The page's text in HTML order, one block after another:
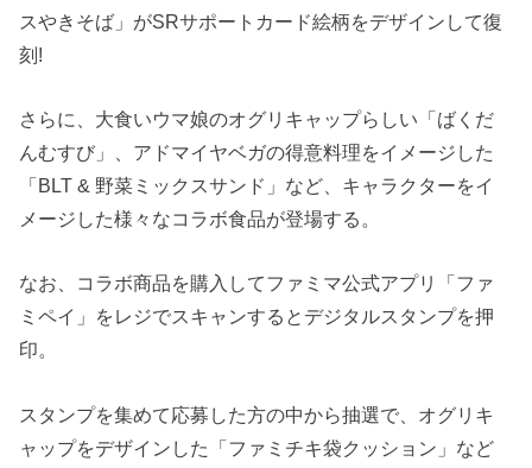
スやきそば」がSRサポートカード絵柄をデザインして復
刻!
さらに、大食いウマ娘のオグリキャップらしい「ばくだ
んむすび」、アドマイヤベガの得意料理をイメージした
「BLT & 野菜ミックスサンド」など、キャラクターをイ
メージした様々なコラボ食品が登場する。
なお、コラボ商品を購入してファミマ公式アプリ「ファ
ミペイ」をレジでスキャンするとデジタルスタンプを押
印。
スタンプを集めて応募した方の中から抽選で、オグリキ
ャップをデザインした「ファミチキ袋クッション」など